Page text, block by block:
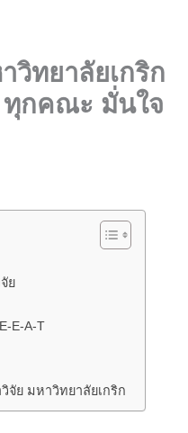
วิทยาลัยเกริก
กคณะ มั่นใจ
ย
E-A-T
จัย มหาวิทยาลัยเกริก